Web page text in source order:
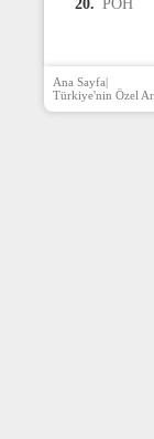
20. PÖH
Ana Sayfa
Türkiye'nin Özel